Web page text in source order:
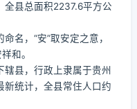
全县总面积2237.6平方公
名，“安”取安定之意，
和。
县，行政上隶属于贵州
新统计，全县常住人口约